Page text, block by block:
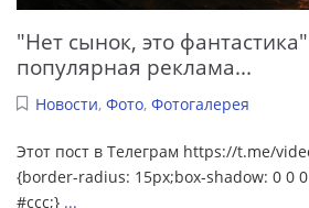
"Нет сынок, это
популярная реклама...
Новости, Фото, Фотогалерея
Этот пост в Телеграм https://t.me/
{border-radius: 15px;box-shadow: 0 0
#ccc;} ...